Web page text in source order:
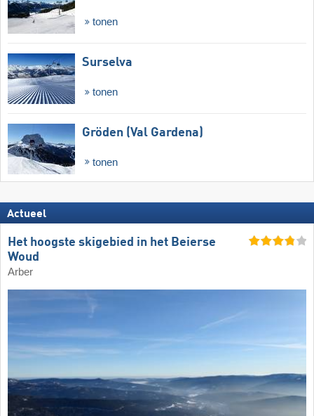
tonen
Surselva
tonen
Gröden (Val Gardena)
tonen
Actueel
Het hoogste skigebied in het Beierse
Woud
Arber